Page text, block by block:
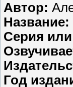
Автор:
Название:
Серия
Год